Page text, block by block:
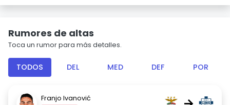
Rumores de altas
Toca un rumor para más detalles.
TODOS DEL MED DEF POR
Franjo Ivanović